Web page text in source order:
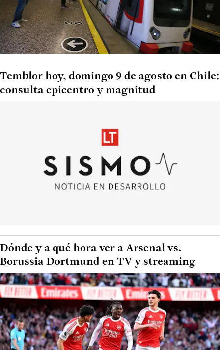
Temblor hoy, domingo 9 de agosto en Chile:
consulta epicentro y magnitud
Dónde y a qué hora ver a Arsenal vs.
Borussia Dortmund en TV y streaming